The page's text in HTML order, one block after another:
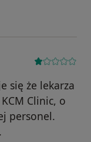
się że lekarza
Clinic, o
personel.